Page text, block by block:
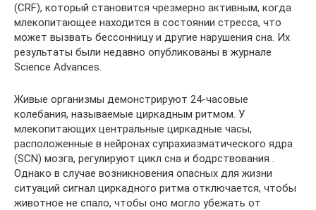
(CRF), который становится чрезмерно активным, когда
млекопитающее находится в состоянии стресса, что
может вызвать бессонницу и другие нарушения сна. Их
результаты были недавно опубликованы в журнале
Science Advances.
Живые организмы демонстрируют 24-часовые
колебания, называемые циркадным ритмом. У
млекопитающих центральные циркадные часы,
расположенные в нейронах супрахиазматического ядра
(SCN) мозга, регулируют цикл сна и бодрствования .
Однако в случае возникновения опасных для жизни
ситуаций сигнал циркадного ритма отключается, чтобы
животное не спало, чтобы оно могло убежать от